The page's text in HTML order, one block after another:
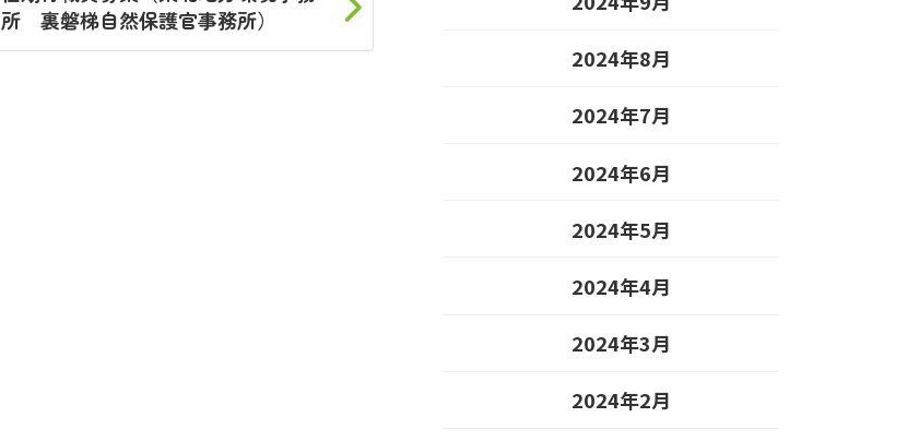
所 裏磐梯自然保護官事務所）
2024年8月
2024年7月
2024年6月
2024年5月
2024年4月
2024年3月
2024年2月